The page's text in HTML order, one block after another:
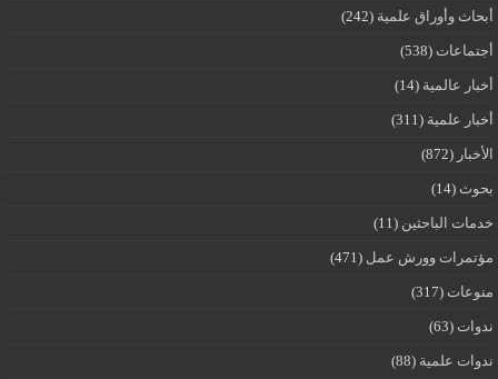
أبحاث وأوراق علمية (242)
أجتماعات (538)
أخبار عالمية (14)
أخبار علمية (311)
الأخبار (872)
بحوث (14)
خدمات الباحثين (11)
مؤتمرات وورش عمل (471)
منوعات (317)
ندوات (63)
ندوات علمية (88)